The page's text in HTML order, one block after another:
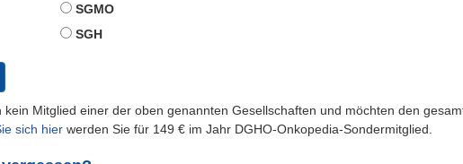
SGMO
SGH
kein Mitglied einer der oben genannten Gesellschaften und möchten den
sich hier werden Sie für 149 € im Jahr DGHO-Onkopedia-Sondermitglied.